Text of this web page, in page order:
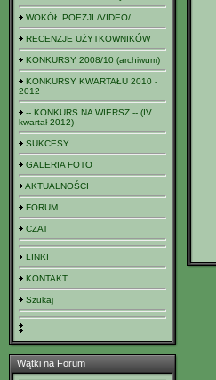
WOKÓŁ POEZJI /VIDEO/
RECENZJE UŻYTKOWNIKÓW
KONKURSY 2008/10 (archiwum)
KONKURSY KWARTAŁU 2010 -
2012
-- KONKURS NA WIERSZ -- (IV
kwartał 2012)
SUKCESY
GALERIA FOTO
AKTUALNOŚCI
FORUM
CZAT
LINKI
KONTAKT
Szukaj
Wątki na Forum